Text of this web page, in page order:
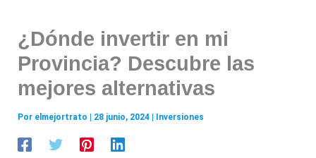
¿Dónde invertir en mi
Provincia? Descubre las
mejores alternativas
Por elmejortrato 28 junio, 2024 Inversiones